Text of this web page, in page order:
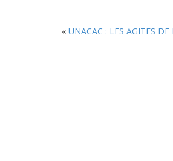
« UNACAC : LES AGITES